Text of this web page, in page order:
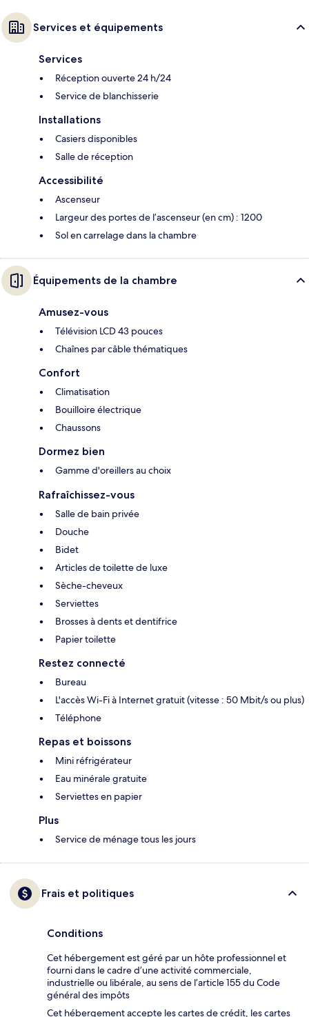
Services et équipements
Services
Réception ouverte 24 h/24
Service de blanchisserie
Installations
Casiers disponibles
Salle de réception
Accessibilité
Ascenseur
Largeur des portes de l’ascenseur (en cm) : 1200
Sol en carrelage dans la chambre
Équipements de la chambre
Amusez-vous
Télévision LCD 43 pouces
Chaînes par câble thématiques
Confort
Climatisation
Bouilloire électrique
Chaussons
Dormez bien
Gamme d'oreillers au choix
Rafraîchissez-vous
Salle de bain privée
Douche
Bidet
Articles de toilette de luxe
Sèche-cheveux
Serviettes
Brosses à dents et dentifrice
Papier toilette
Restez connecté
Bureau
L'accès Wi-Fi à Internet gratuit (vitesse : 50 Mbit/s ou plus)
Téléphone
Repas et boissons
Mini réfrigérateur
Eau minérale gratuite
Serviettes en papier
Plus
Service de ménage tous les jours
Frais et politiques
Conditions
Cet hébergement est géré par un hôte professionnel et
fourni dans le cadre d’une activité commerciale,
industrielle ou libérale, au sens de l’article 155 du Code
général des impôts
Cet hébergement accepte les cartes de crédit, les cartes